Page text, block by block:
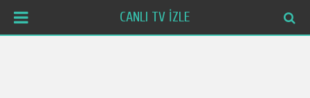
CANLI TV İZLE